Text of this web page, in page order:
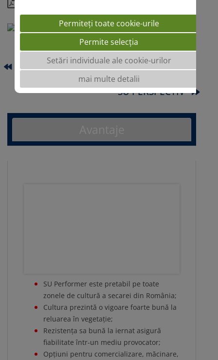
INSPECTOR
SU PERSPECTIV
SU Performer este pretabil pe toate
zonele de cultură a secarei din România;
Cultura prezintă o vigoare foarte bună la
reluarea în vegetație;
Rezistența sa bună la iernat asigură
fiabilitate într-un mediu provocator;
Opțiuni pentru comercializare, măcinare,
Permiteți toate cookie-urile
Permite selecția
Setări individuale ale cookie-urilor
mai multe detalii